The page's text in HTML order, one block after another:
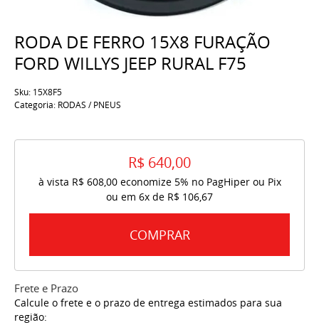
RODA DE FERRO 15X8 FURAÇÃO
FORD WILLYS JEEP RURAL F75
Sku: 15X8F5
Categoria: RODAS / PNEUS
R$ 640,00
à vista R$ 608,00economize 5% no PagHiper ou Pix
ou em 6x de R$ 106,67
COMPRAR
Frete e Prazo
Calcule o frete e o prazo de entrega estimados para sua
região: